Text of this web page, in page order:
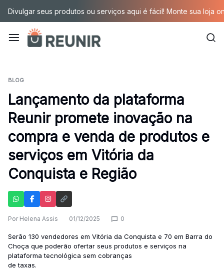
conteúdo
Divulgar seus produtos ou serviços aqui é fácil! Monte sua loja
tecnologia
oportunizando
trabalho
decente
para
quem
mais
precisa!
BLOG
Lançamento da plataforma
Reunir promete inovação na
compra e venda de produtos e
serviços em Vitória da
Conquista e Região
Por Helena Assis 01/12/2025 0
Serão 130 vendedores em Vitória da Conquista e 70 em Barra do
Choça que poderão ofertar seus produtos e serviços na
plataforma tecnológica sem cobranças
de taxas.